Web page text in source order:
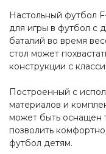
Настольный футбол
для игры в футбол с
баталий во время
стол может
конструкции с
Построенный с
материалов и
может быть оснащен
позволить
футбол детям.